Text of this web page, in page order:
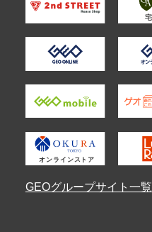
GEOグループサイト一覧